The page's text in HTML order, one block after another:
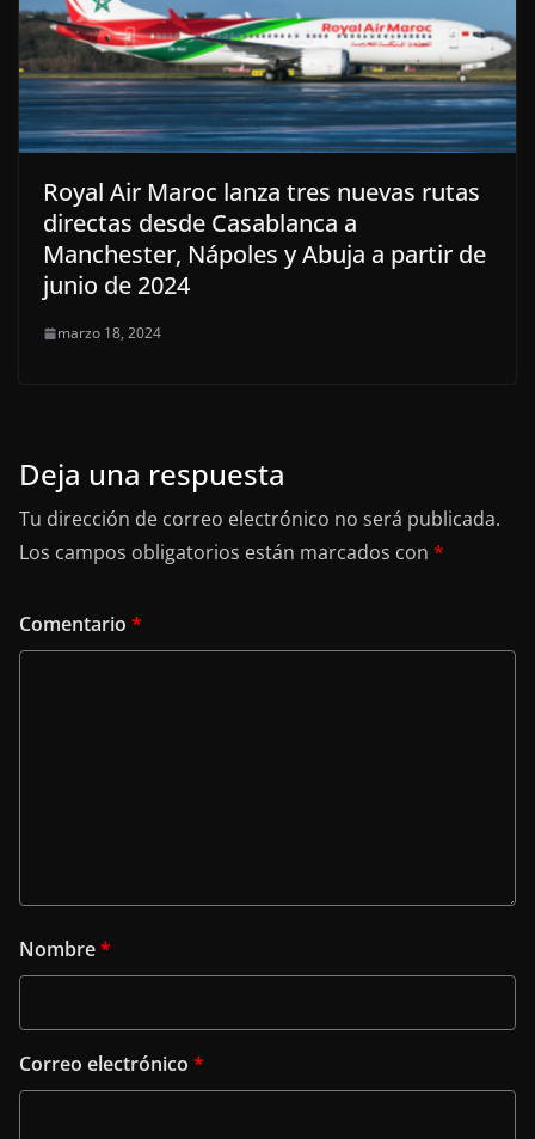
Royal Air Maroc lanza tres nuevas rutas
directas desde Casablanca a
Manchester, Nápoles y Abuja a partir de
junio de 2024
marzo 18, 2024
Deja una respuesta
Tu dirección de correo electrónico no será publicada.
Los campos obligatorios están marcados con *
Comentario *
Nombre*
Correo electrónico *